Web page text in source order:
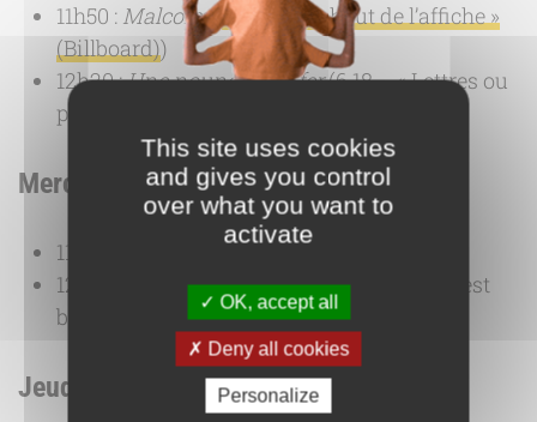
This site uses cookies
and gives you control
over what you want to
activate
OK, accept all
Deny all cookies
Personalize
11h50 : Malcolm(6.10 – « En haut de l’affiche »
(Billboard))
12h20 :Une nounou d’enfer(6.18 – « Lettres ou
pas lettres ? » (Yetta’s Letters))
Mercredi 8 mars
11h50 : 6.11 – « Opéra » (Opera)
12h20 :
Une nounou d’enfer(6.21 – « Tout est
bien qui finit bien (1/2) » (The Finale))
Jeudi 9 mars